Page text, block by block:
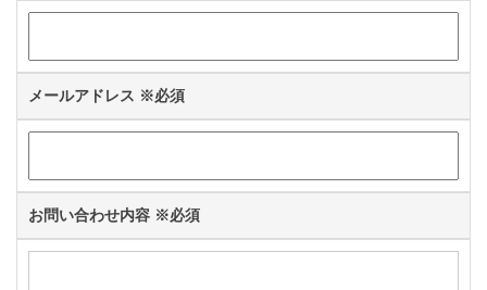
メールアドレス ※必須
お問い合わせ内容 ※必須